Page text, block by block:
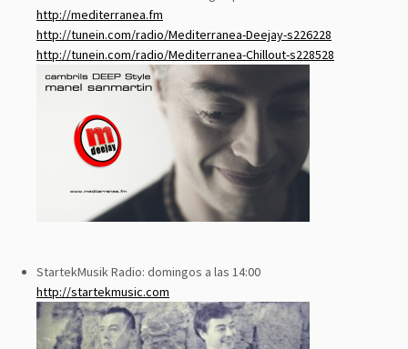
http://mediterranea.fm
http://tunein.com/radio/Mediterranea-Deejay-s226228
http://tunein.com/radio/Mediterranea-Chillout-s228528
StartekMusik Radio: domingos a las 14:00
http://startekmusic.com